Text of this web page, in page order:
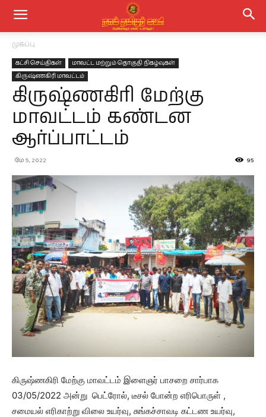
முகப்பு
கட்சி செய்திகள்
மாவட்ட மற்றும் தொகுதி நிகழ்வுகள்
கிருஷ்ணகிரி மாவட்டம்
கிருஷ்ணகிரி மேற்கு
மாவட்டம் கண்டன
ஆர்ப்பாட்டம்
மே 5, 2022 95
கிருஷ்ணகிரி மேற்கு மாவட்டம் இளைஞர் பாசறை சார்பாக
03/05/2022 அன்று பெட்ரோல், டீசல் போன்ற எரிபொருள் ,
சமையல் எரிகாற்று விலை உயர்வு, சுங்கச்சாவடி கட்டண உயர்வு,